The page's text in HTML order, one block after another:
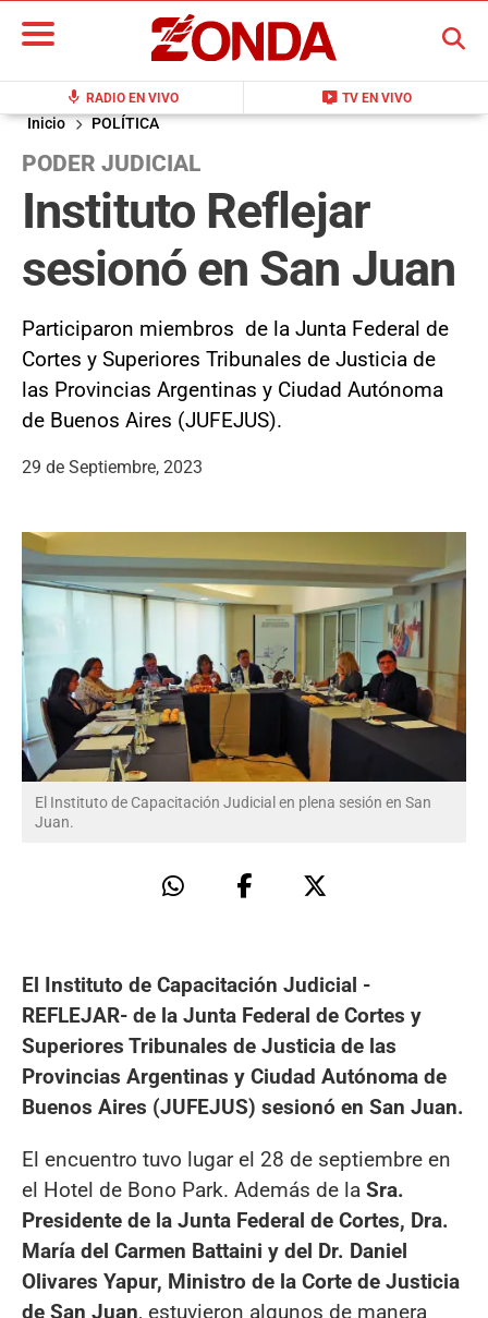
mic RADIO EN VIVO live_tv TV EN VIVO
BUSCAR
Inicio POLÍTICA
PODER JUDICIAL
Instituto Reflejar
sesionó en San Juan
Participaron miembros de la Junta Federal de
Cortes y Superiores Tribunales de Justicia de
las Provincias Argentinas y Ciudad Autónoma
de Buenos Aires (JUFEJUS).
29 de Septiembre, 2023
El Instituto de Capacitación Judicial en plena sesión en San
Juan.
El Instituto de Capacitación Judicial -
REFLEJAR- de la Junta Federal de Cortes y
Superiores Tribunales de Justicia de las
Provincias Argentinas y Ciudad Autónoma de
Buenos Aires (JUFEJUS) sesionó en San Juan.
El encuentro tuvo lugar el 28 de septiembre en
el Hotel de Bono Park. Además de la Sra.
Presidente de la Junta Federal de Cortes, Dra.
María del Carmen Battaini y del Dr. Daniel
Olivares Yapur, Ministro de la Corte de Justicia
de San Juan, estuvieron algunos de manera